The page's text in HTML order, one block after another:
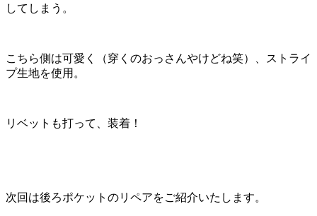
してしまう。
こちら側は可愛く（穿くのおっさんやけどね笑）、ストライ
プ生地を使用。
リベットも打って、装着！
次回は後ろポケットのリペアをご紹介いたします。